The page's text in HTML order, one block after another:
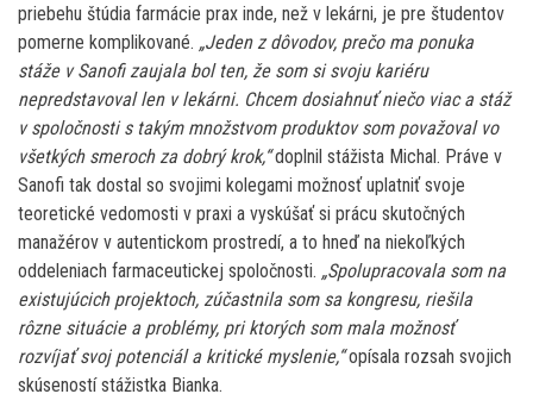
priebehu štúdia farmácie prax inde, než v lekárni, je pre študentov
pomerne komplikované. „Jeden z dôvodov, prečo ma ponuka
stáže v Sanofi zaujala bol ten, že som si svoju kariéru
nepredstavoval len v lekárni. Chcem dosiahnuť niečo viac a stáž
v spoločnosti s takým množstvom produktov som považoval vo
všetkých smeroch za dobrý krok,“doplnil stážista Michal. Práve v
Sanofi tak dostal so svojimi kolegami možnosť uplatniť svoje
teoretické vedomosti v praxi a vyskúšať si prácu skutočných
manažérov v autentickom prostredí, a to hneď na niekoľkých
oddeleniach farmaceutickej spoločnosti. „Spolupracovala som na
existujúcich projektoch, zúčastnila som sa kongresu, riešila
rôzne situácie a problémy, pri ktorých som mala možnosť
rozvíjať svoj potenciál a kritické myslenie,“opísala rozsah svojich
skúseností stážistka Bianka.